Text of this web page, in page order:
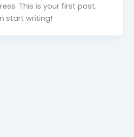
This is your first post.
start writing!